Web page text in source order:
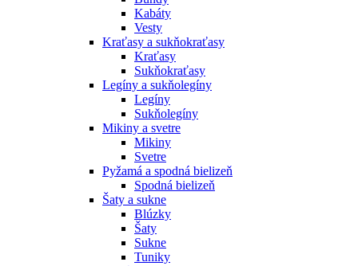
Kabáty
Vesty
Kraťasy a sukňokraťasy
Kraťasy
Sukňokraťasy
Legíny a sukňolegíny
Legíny
Sukňolegíny
Mikiny a svetre
Mikiny
Svetre
Pyžamá a spodná bielizeň
Spodná bielizeň
Šaty a sukne
Blúzky
Šaty
Sukne
Tuniky